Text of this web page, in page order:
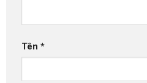
Tên *